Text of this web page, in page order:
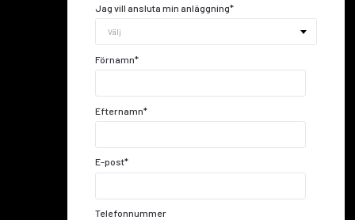
Jag vill ansluta min anläggning*
Förnamn*
Efternamn*
E-post*
Telefonnummer